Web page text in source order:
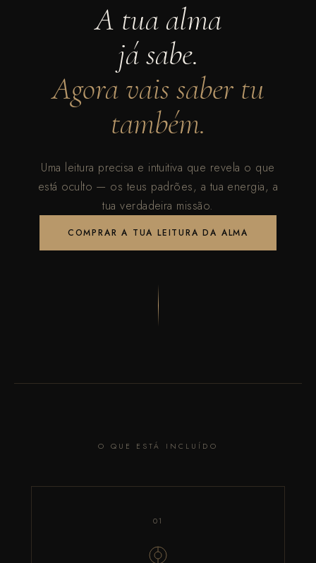
A tua alma
já sabe.
Agora vais saber tu
também.
Uma leitura precisa e intuitiva que revela o que
está oculto — os teus padrões, a tua energia, a
tua verdadeira missão.
COMPRAR A TUA LEITURA DA ALMA
O QUE ESTÁ INCLUÍDO
01